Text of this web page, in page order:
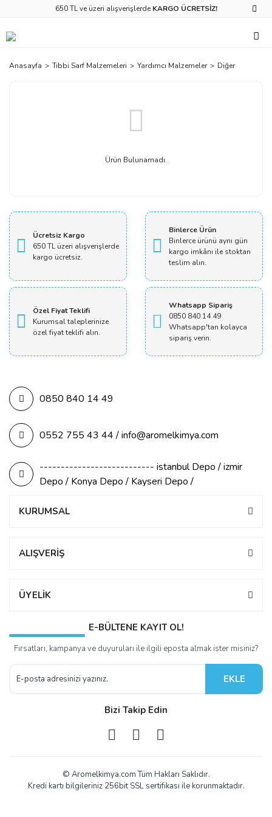
650 TL ve üzeri alışverişlerde KARGO ÜCRETSİZ!
Anasayfa Tıbbi Sarf Malzemeleri Yardımcı Malzemeler Diğer
Ürün Bulunamadı.
Ücretsiz Kargo
650 TL üzeri alışverişlerde
kargo ücretsiz.
Binlerce Ürün
Binlerce ürünü aynı gün
kargo imkânı ile stoktan
teslim alın.
Özel Fiyat Teklifi
Kurumsal taleplerinize
özel fiyat teklifi alın.
Whatsapp Sipariş
0850 840 14 49
Whatsapp'tan kolayca
sipariş verin.
0850 840 14 49
0552 755 43 44 / info@aromelkimya.com
--------------------------- istanbul Depo / izmir
Depo / Konya Depo / Kayseri Depo /
KURUMSAL
ALIŞVERİŞ
ÜYELİK
E-BÜLTENE KAYIT OL!
Fırsatları, kampanya ve duyuruları ile ilgili eposta almak ister misiniz?
EKLE
Bizi Takip Edin
© Aromelkimya.com Tüm Hakları Saklıdır.
Kredi kartı bilgileriniz 256bit SSL sertifikası ile korunmaktadır.